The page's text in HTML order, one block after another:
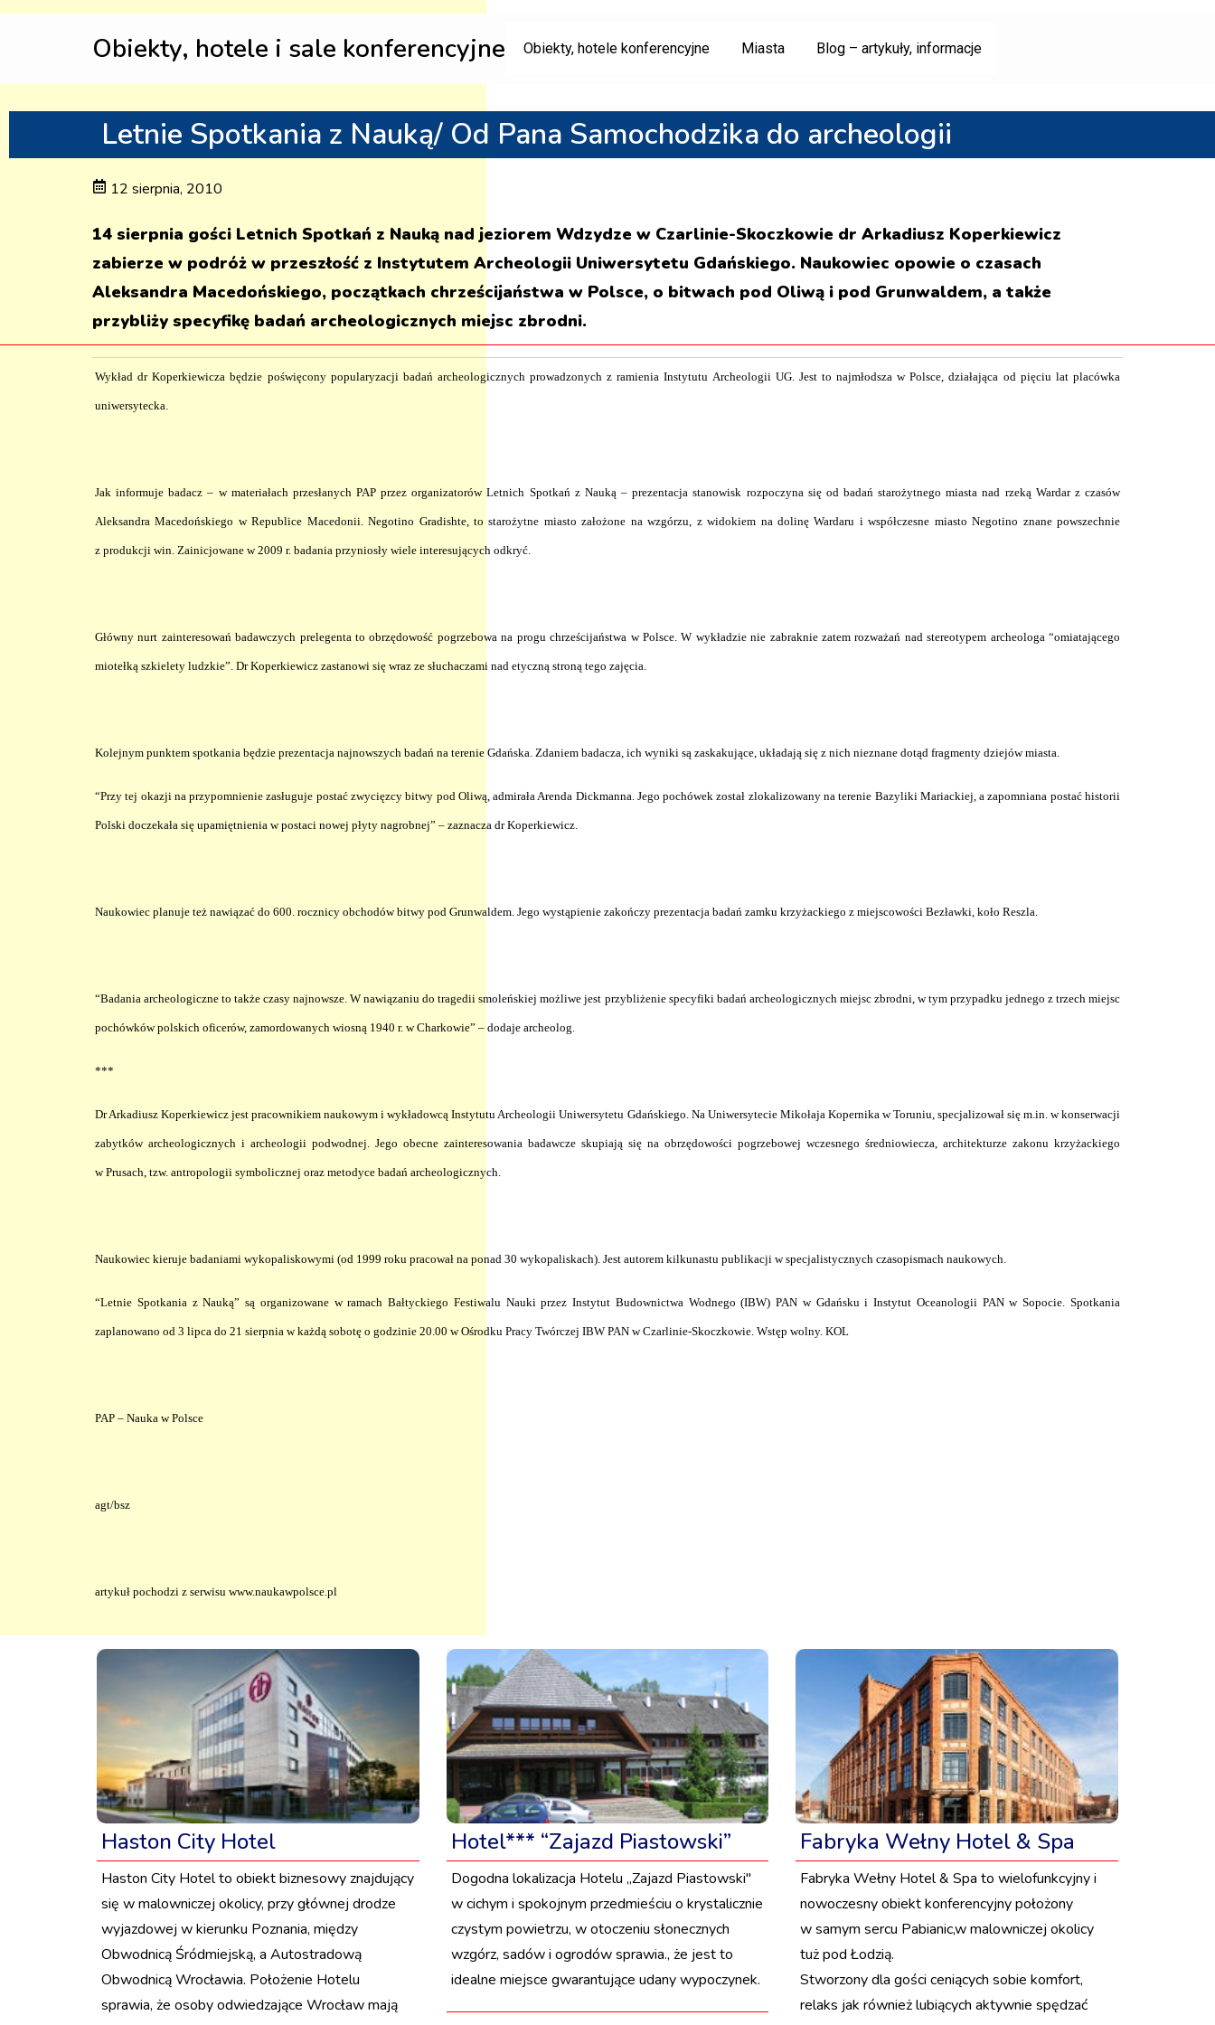
Obiekty, hotele i sale konferencyjne Obiekty, hotele konferencyjne Miasta Blog – artykuły, informacje
Letnie Spotkania z Nauką/ Od Pana Samochodzika do archeologii
12 sierpnia, 2010
14 sierpnia gości Letnich Spotkań z Nauką nad jeziorem Wdzydze w Czarlinie-Skoczkowie dr Arkadiusz Koperkiewicz
zabierze w podróż w przeszłość z Instytutem Archeologii Uniwersytetu Gdańskiego. Naukowiec opowie o czasach
Aleksandra Macedońskiego, początkach chrześcijaństwa w Polsce, o bitwach pod Oliwą i pod Grunwaldem, a także
przybliży specyfikę badań archeologicznych miejsc zbrodni.
Wykład dr Koperkiewicza będzie poświęcony popularyzacji badań archeologicznych prowadzonych z ramienia Instytutu Archeologii UG. Jest to najmłodsza w Polsce, działająca od pięciu lat placówka
uniwersytecka.
Jak informuje badacz – w materiałach przesłanych PAP przez organizatorów Letnich Spotkań z Nauką – prezentacja stanowisk rozpoczyna się od badań starożytnego miasta nad rzeką Wardar z czasów
Aleksandra Macedońskiego w Republice Macedonii. Negotino Gradishte, to starożytne miasto założone na wzgórzu, z widokiem na dolinę Wardaru i współczesne miasto Negotino znane powszechnie
z produkcji win. Zainicjowane w 2009 r. badania przyniosły wiele interesujących odkryć.
Główny nurt zainteresowań badawczych prelegenta to obrzędowość pogrzebowa na progu chrześcijaństwa w Polsce. W wykładzie nie zabraknie zatem rozważań nad stereotypem archeologa “omiatającego
miotełką szkielety ludzkie”. Dr Koperkiewicz zastanowi się wraz ze słuchaczami nad etyczną stroną tego zajęcia.
Kolejnym punktem spotkania będzie prezentacja najnowszych badań na terenie Gdańska. Zdaniem badacza, ich wyniki są zaskakujące, układają się z nich nieznane dotąd fragmenty dziejów miasta.
“Przy tej okazji na przypomnienie zasługuje postać zwycięzcy bitwy pod Oliwą, admirała Arenda Dickmanna. Jego pochówek został zlokalizowany na terenie Bazyliki Mariackiej, a zapomniana postać historii
Polski doczekała się upamiętnienia w postaci nowej płyty nagrobnej” – zaznacza dr Koperkiewicz.
Naukowiec planuje też nawiązać do 600. rocznicy obchodów bitwy pod Grunwaldem. Jego wystąpienie zakończy prezentacja badań zamku krzyżackiego z miejscowości Bezławki, koło Reszla.
“Badania archeologiczne to także czasy najnowsze. W nawiązaniu do tragedii smoleńskiej możliwe jest przybliżenie specyfiki badań archeologicznych miejsc zbrodni, w tym przypadku jednego z trzech miejsc
pochówków polskich oficerów, zamordowanych wiosną 1940 r. w Charkowie” – dodaje archeolog.
***
Dr Arkadiusz Koperkiewicz jest pracownikiem naukowym i wykładowcą Instytutu Archeologii Uniwersytetu Gdańskiego. Na Uniwersytecie Mikołaja Kopernika w Toruniu, specjalizował się m.in. w konserwacji
zabytków archeologicznych i archeologii podwodnej. Jego obecne zainteresowania badawcze skupiają się na obrzędowości pogrzebowej wczesnego średniowiecza, architekturze zakonu krzyżackiego
w Prusach, tzw. antropologii symbolicznej oraz metodyce badań archeologicznych.
Naukowiec kieruje badaniami wykopaliskowymi (od 1999 roku pracował na ponad 30 wykopaliskach). Jest autorem kilkunastu publikacji w specjalistycznych czasopismach naukowych.
“Letnie Spotkania z Nauką” są organizowane w ramach Bałtyckiego Festiwalu Nauki przez Instytut Budownictwa Wodnego (IBW) PAN w Gdańsku i Instytut Oceanologii PAN w Sopocie. Spotkania
zaplanowano od 3 lipca do 21 sierpnia w każdą sobotę o godzinie 20.00 w Ośrodku Pracy Twórczej IBW PAN w Czarlinie-Skoczkowie. Wstęp wolny. KOL
PAP – Nauka w Polsce
agt/bsz
artykuł pochodzi z serwisu www.naukawpolsce.pl
Haston City Hotel
Haston City Hotel to obiekt biznesowy znajdujący
się w malowniczej okolicy, przy głównej drodze
wyjazdowej w kierunku Poznania, między
Obwodnicą Śródmiejską, a Autostradową
Obwodnicą Wrocławia. Położenie Hotelu
sprawia, że osoby odwiedzające Wrocław mają
Hotel*** “Zajazd Piastowski”
Dogodna lokalizacja Hotelu „Zajazd Piastowski"
w cichym i spokojnym przedmieściu o krystalicznie
czystym powietrzu, w otoczeniu słonecznych
wzgórz, sadów i ogrodów sprawia., że jest to
idealne miejsce gwarantujące udany wypoczynek.
Fabryka Wełny Hotel & Spa
Fabryka Wełny Hotel & Spa to wielofunkcyjny i
nowoczesny obiekt konferencyjny położony
w samym sercu Pabianic,w malowniczej okolicy
tuż pod Łodzią.
Stworzony dla gości ceniących sobie komfort,
relaks jak również lubiących aktywnie spędzać